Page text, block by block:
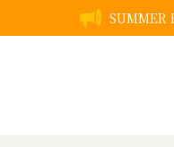
SUMMER